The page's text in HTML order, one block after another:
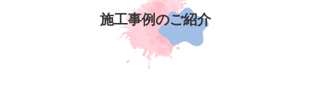
施工事例のご紹介